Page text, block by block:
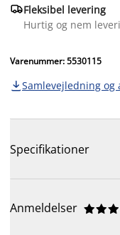
Fleksibel levering
Hurtig og nem
Varenummer: 5530115
 Samlevejledning og
Specifikationer
Anmeldelser 


